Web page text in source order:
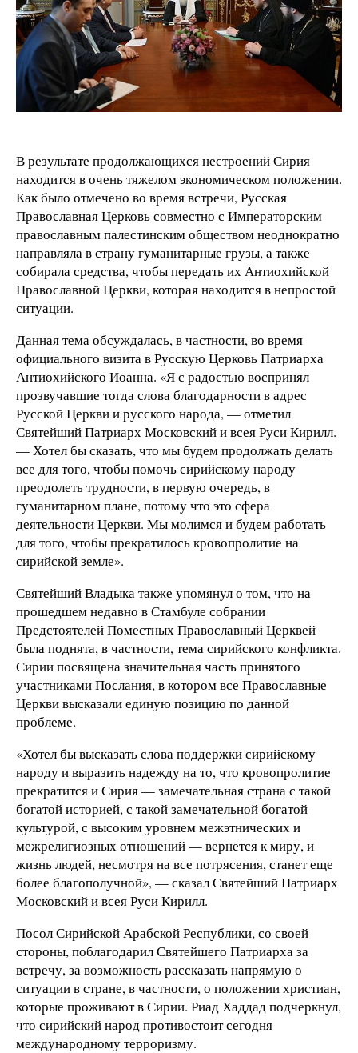
В результате продолжающихся нестроений Сирия
находится в очень тяжелом экономическом положении.
Как было отмечено во время встречи, Русская
Православная Церковь совместно с Императорским
православным палестинским обществом неоднократно
направляла в страну гуманитарные грузы, а также
собирала средства, чтобы передать их Антиохийской
Православной Церкви, которая находится в непростой
ситуации.
Данная тема обсуждалась, в частности, во время
официального визита в Русскую Церковь Патриарха
Антиохийского Иоанна. «Я с радостью воспринял
прозвучавшие тогда слова благодарности в адрес
Русской Церкви и русского народа, — отметил
Святейший Патриарх Московский и всея Руси Кирилл.
— Хотел бы сказать, что мы будем продолжать делать
все для того, чтобы помочь сирийскому народу
преодолеть трудности, в первую очередь, в
гуманитарном плане, потому что это сфера
деятельности Церкви. Мы молимся и будем работать
для того, чтобы прекратилось кровопролитие на
сирийской земле».
Святейший Владыка также упомянул о том, что на
прошедшем недавно в Стамбуле собрании
Предстоятелей Поместных Православный Церквей
была поднята, в частности, тема сирийского конфликта.
Сирии посвящена значительная часть принятого
участниками Послания, в котором все Православные
Церкви высказали единую позицию по данной
проблеме.
«Хотел бы высказать слова поддержки сирийскому
народу и выразить надежду на то, что кровопролитие
прекратится и Сирия — замечательная страна с такой
богатой историей, с такой замечательной богатой
культурой, с высоким уровнем межэтнических и
межрелигиозных отношений — вернется к миру, и
жизнь людей, несмотря на все потрясения, станет еще
более благополучной», — сказал Святейший Патриарх
Московский и всея Руси Кирилл.
Посол Сирийской Арабской Республики, со своей
стороны, поблагодарил Святейшего Патриарха за
встречу, за возможность рассказать напрямую о
ситуации в стране, в частности, о положении христиан,
которые проживают в Сирии. Риад Хаддад подчеркнул,
что сирийский народ противостоит сегодня
международному терроризму.